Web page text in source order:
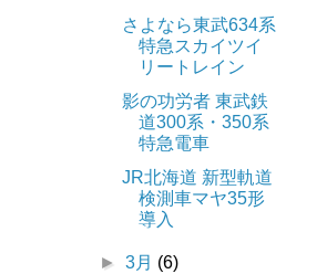
さよなら東武634系
特急スカイツイ
リートレイン
影の功労者 東武鉄
道300系・350系
特急電車
JR北海道 新型軌道
検測車マヤ35形
導入
►3月 (6)